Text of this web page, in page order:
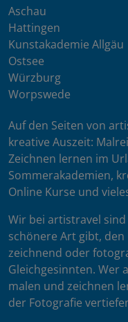
Aschau
Hattingen
Kunstakademie Allgäu
Ostsee
Würzburg
Worpswede
Auf den Seiten von
kreative Auszeit:
Zeichnen lernen im
Sommerakademien,
Online Kurse und
Wir bei artistravel
schönere Art gibt,
zeichnend oder
Gleichgesinnten. Wer
malen und zeichnen
der Fotografie